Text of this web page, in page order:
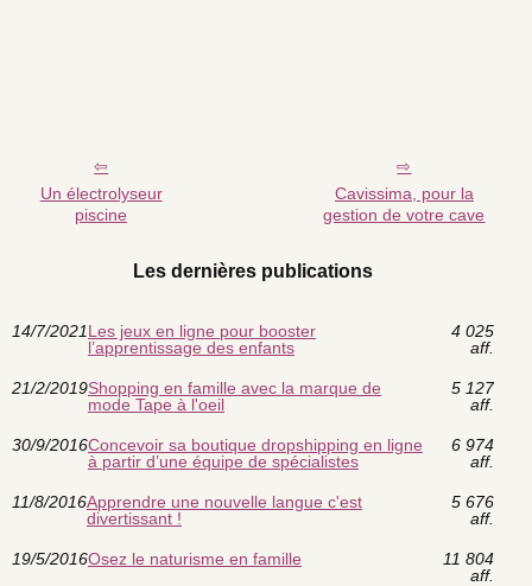
Un électrolyseur
piscine
Cavissima, pour la
gestion de votre cave
Les dernières publications
14/7/2021Les jeux en ligne pour booster
l’apprentissage des enfants
4 025
aff.
21/2/2019Shopping en famille avec la marque de
mode Tape à l'oeil
5 127
aff.
30/9/2016Concevoir sa boutique dropshipping en ligne
à partir d’une équipe de spécialistes
6 974
aff.
11/8/2016Apprendre une nouvelle langue c'est
divertissant !
5 676
aff.
19/5/2016Osez le naturisme en famille
11 804
aff.